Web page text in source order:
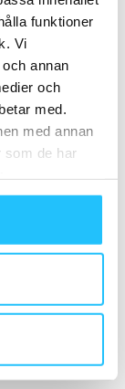
funktioner
Vi
annan
och
med.
med annan
som de har
Nästa artikel
till Scandinavian
Days på
Fitnessfestivalen